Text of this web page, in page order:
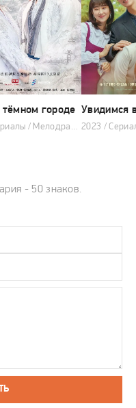
тёмном городе
2023 / Сериалы / Мелодрама / Боевик
- 50 знаков.